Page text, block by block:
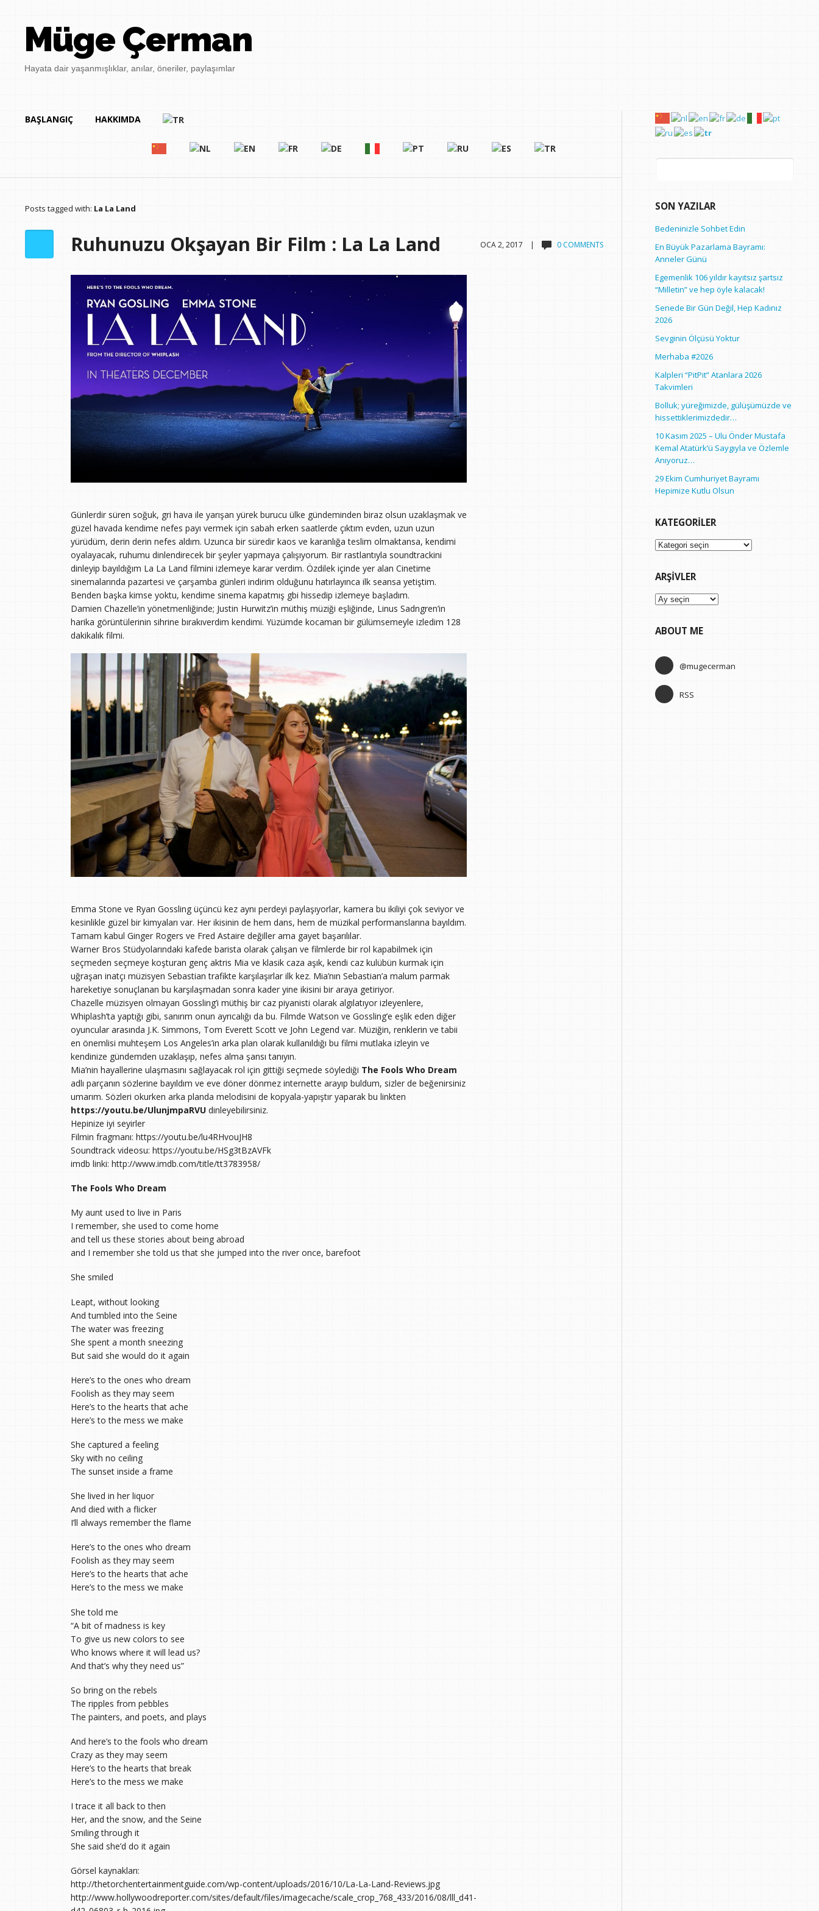
Müge Çerman
Hayata dair yaşanmışlıklar, anılar, öneriler, paylaşımlar
BAŞLANGIÇ HAKKIMDA
Posts tagged with: La La Land
OCA 2, 2017 | 0 COMMENTS
Ruhunuzu Okşayan Bir Film : La La Land
Günlerdir süren soğuk, gri hava ile yarışan yürek burucu ülke gündeminden biraz olsun uzaklaşmak ve
güzel havada kendime nefes payı vermek için sabah erken saatlerde çıktım evden, uzun uzun
yürüdüm, derin derin nefes aldım. Uzunca bir süredir kaos ve karanlığa teslim olmaktansa, kendimi
oyalayacak, ruhumu dinlendirecek bir şeyler yapmaya çalışıyorum. Bir rastlantıyla soundtrackini
dinleyip bayıldığım La La Land filmini izlemeye karar verdim. Özdilek içinde yer alan Cinetime
sinemalarında pazartesi ve çarşamba günleri indirim olduğunu hatırlayınca ilk seansa yetiştim.
Benden başka kimse yoktu, kendime sinema kapatmış gbi hissedip izlemeye başladım.
Damien Chazelle’in yönetmenliğinde; Justin Hurwitz’in müthiş müziği eşliğinde, Linus Sadngren’in
harika görüntülerinin sihrine bırakıverdim kendimi. Yüzümde kocaman bir gülümsemeyle izledim 128
dakikalık filmi.
Emma Stone ve Ryan Gossling üçüncü kez aynı perdeyi paylaşıyorlar, kamera bu ikiliyi çok seviyor ve
kesinlikle güzel bir kimyaları var. Her ikisinin de hem dans, hem de müzikal performanslarına bayıldım.
Tamam kabul Ginger Rogers ve Fred Astaire değiller ama gayet başarılılar.
Warner Bros Stüdyolarındaki kafede barista olarak çalışan ve filmlerde bir rol kapabilmek için
seçmeden seçmeye koşturan genç aktris Mia ve klasik caza aşık, kendi caz kulübün kurmak için
uğraşan inatçı müzisyen Sebastian trafikte karşılaşırlar ilk kez. Mia’nın Sebastian’a malum parmak
hareketiye sonuçlanan bu karşılaşmadan sonra kader yine ikisini bir araya getiriyor.
Chazelle müzisyen olmayan Gossling’i müthiş bir caz piyanisti olarak algılatıyor izleyenlere,
Whiplash’ta yaptığı gibi, sanırım onun ayrıcalığı da bu. Filmde Watson ve Gossling’e eşlik eden diğer
oyuncular arasında J.K. Simmons, Tom Everett Scott ve John Legend var. Müziğin, renklerin ve tabii
en önemlisi muhteşem Los Angeles’in arka plan olarak kullanıldığı bu filmi mutlaka izleyin ve
kendinize gündemden uzaklaşıp, nefes alma şansı tanıyın.
Mia’nin hayallerine ulaşmasını sağlayacak rol için gittiği seçmede söylediği The Fools Who Dream
adlı parçanın sözlerine bayıldım ve eve döner dönmez internette arayıp buldum, sizler de beğenirsiniz
umarım. Sözleri okurken arka planda melodisini de kopyala-yapıştır yaparak bu linkten
https://youtu.be/UlunjmpaRVU dinleyebilirsiniz.
Hepinize iyi seyirler
Filmin fragmanı: https://youtu.be/lu4RHvouJH8
Soundtrack videosu: https://youtu.be/HSg3tBzAVFk
imdb linki: http://www.imdb.com/title/tt3783958/
The Fools Who Dream
My aunt used to live in Paris
I remember, she used to come home
and tell us these stories about being abroad
and I remember she told us that she jumped into the river once, barefoot
She smiled
Leapt, without looking
And tumbled into the Seine
The water was freezing
She spent a month sneezing
But said she would do it again
Here’s to the ones who dream
Foolish as they may seem
Here’s to the hearts that ache
Here’s to the mess we make
She captured a feeling
Sky with no ceiling
The sunset inside a frame
She lived in her liquor
And died with a flicker
I’ll always remember the flame
Here’s to the ones who dream
Foolish as they may seem
Here’s to the hearts that ache
Here’s to the mess we make
She told me
“A bit of madness is key
To give us new colors to see
Who knows where it will lead us?
And that’s why they need us”
So bring on the rebels
The ripples from pebbles
The painters, and poets, and plays
And here’s to the fools who dream
Crazy as they may seem
Here’s to the hearts that break
Here’s to the mess we make
I trace it all back to then
Her, and the snow, and the Seine
Smiling through it
She said she’d do it again
Görsel kaynakları:
http://thetorchentertainmentguide.com/wp-content/uploads/2016/10/La-La-Land-Reviews.jpg
http://www.hollywoodreporter.com/sites/default/files/imagecache/scale_crop_768_433/2016/08/lll_d41-
Arama:
SON YAZILAR
Bedeninizle Sohbet Edin
En Büyük Pazarlama Bayramı:
Anneler Günü
Egemenlik 106 yıldır kayıtsız şartsız
“Milletin” ve hep öyle kalacak!
Senede Bir Gün Değil, Hep Kadınız
2026
Sevginin Ölçüsü Yoktur
Merhaba #2026
Kalpleri “PitPit” Atanlara 2026
Takvimleri
Bolluk; yüreğimizde, gülüşümüzde ve
hissettiklerimizdedir…
10 Kasım 2025 – Ulu Önder Mustafa
Kemal Atatürk’ü Saygıyla ve Özlemle
Anıyoruz…
29 Ekim Cumhuriyet Bayramı
Hepimize Kutlu Olsun
KATEGORILER
Kategoriler
ARŞIVLER
Arşivler
ABOUT ME
@mugecerman
RSS